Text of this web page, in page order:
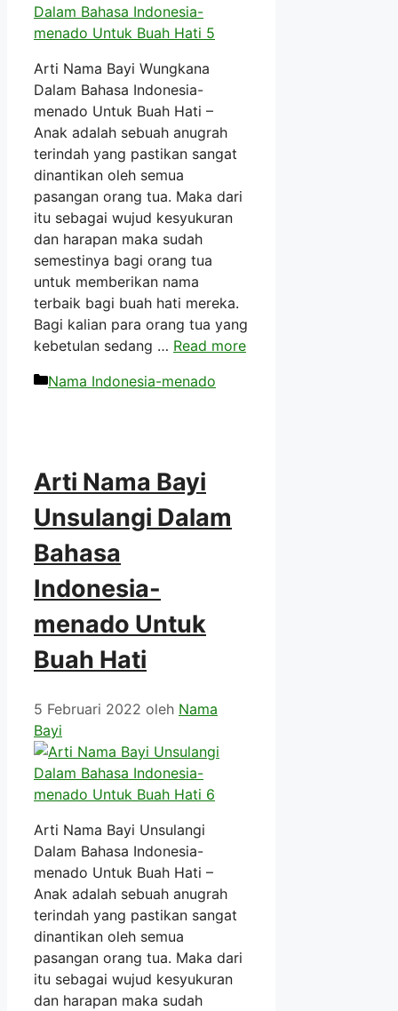
Arti Nama Bayi Wungkana
Dalam Bahasa Indonesia-
menado Untuk Buah Hati –
Anak adalah sebuah anugrah
terindah yang pastikan sangat
dinantikan oleh semua
pasangan orang tua. Maka dari
itu sebagai wujud kesyukuran
dan harapan maka sudah
semestinya bagi orang tua
untuk memberikan nama
terbaik bagi buah hati mereka.
Bagi kalian para orang tua yang
kebetulan sedang … Read more
Kategori
Nama Indonesia-menado
Arti Nama Bayi
Unsulangi Dalam
Bahasa
Indonesia-
menado Untuk
Buah Hati
5 Februari 2022 oleh Nama
Bayi
Arti Nama Bayi Unsulangi
Dalam Bahasa Indonesia-
menado Untuk Buah Hati –
Anak adalah sebuah anugrah
terindah yang pastikan sangat
dinantikan oleh semua
pasangan orang tua. Maka dari
itu sebagai wujud kesyukuran
dan harapan maka sudah